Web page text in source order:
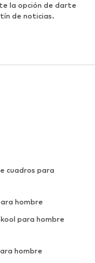
la opción de darte
de noticias.
cuadros para
hombre
para hombre
hombre